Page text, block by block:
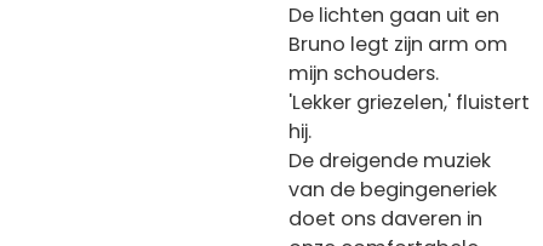
De lichten gaan uit en
Bruno legt zijn arm om
mijn schouders.
'Lekker griezelen,' fluistert
hij.
De dreigende muziek
van de begingeneriek
doet ons daveren in